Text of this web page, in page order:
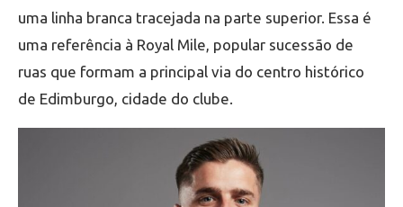
uma linha branca tracejada na parte superior. Essa é
uma referência à Royal Mile, popular sucessão de
ruas que formam a principal via do centro histórico
de Edimburgo, cidade do clube.